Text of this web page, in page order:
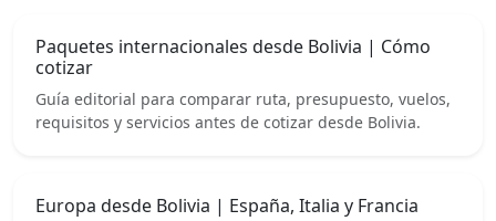
Paquetes internacionales desde Bolivia | Cómo
cotizar
Guía editorial para comparar ruta, presupuesto, vuelos,
requisitos y servicios antes de cotizar desde Bolivia.
Europa desde Bolivia | España, Italia y Francia